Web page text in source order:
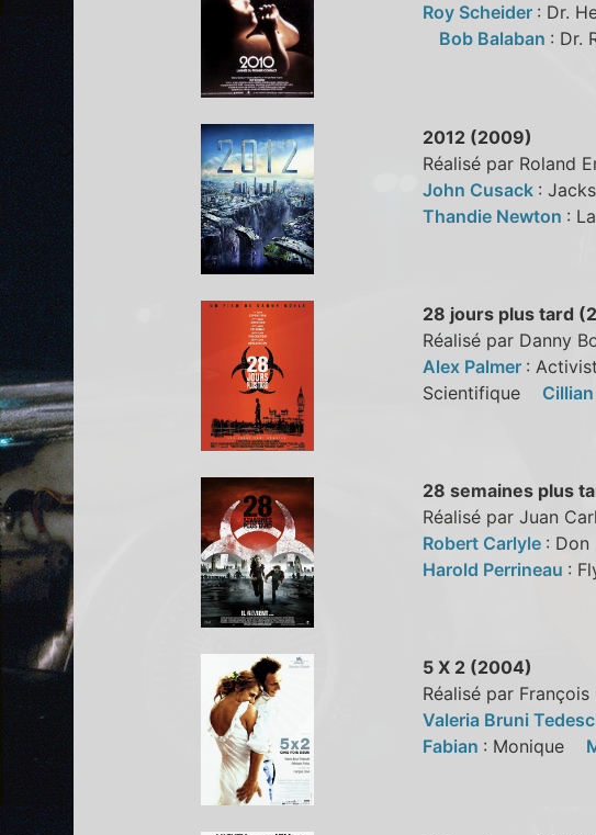
Roy Scheider : Dr.
Bob Balaban : Dr.
2012 (2009)
Réalisé par Roland
John Cusack :
Thandie Newton :
28 jours plus tard
Réalisé par Danny
Alex Palmer :
Scientifique
28 semaines plus
Réalisé par Juan
Robert Carlyle :
Harold Perrineau :
5 X 2 (2004)
Réalisé par François
Valeria Bruni
Fabian : Monique